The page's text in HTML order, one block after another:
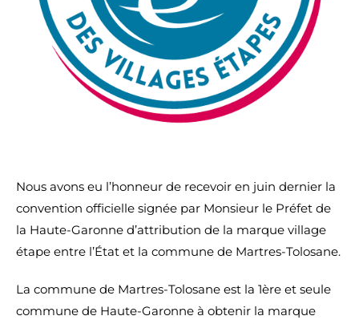
Nous avons eu l’honneur de recevoir en juin dernier la
convention officielle signée par Monsieur le Préfet de
la Haute-Garonne d’attribution de la marque village
étape entre l’État et la commune de Martres-Tolosane.
La commune de Martres-Tolosane est la 1ère et seule
commune de Haute-Garonne à obtenir la marque